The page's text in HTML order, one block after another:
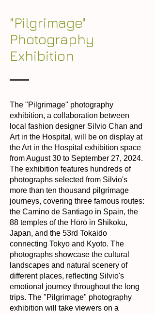
"Pilgrimage"
Photography
Exhibition
The "Pilgrimage" photography
exhibition, a collaboration between
local fashion designer Silvio Chan and
Art in the Hospital, will be on display at
the Art in the Hospital exhibition space
from August 30 to September 27, 2024.
The exhibition features hundreds of
photographs selected from Silvio's
more than ten thousand pilgrimage
journeys, covering three famous routes:
the Camino de Santiago in Spain, the
88 temples of the Hōrō in Shikoku,
Japan, and the 53rd Tokaido
connecting Tokyo and Kyoto. The
photographs showcase the cultural
landscapes and natural scenery of
different places, reflecting Silvio's
emotional journey throughout the long
trips. The "Pilgrimage" photography
exhibition will take viewers on a